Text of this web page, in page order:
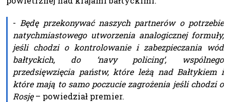
- Będę przekonywać naszych partnerów o potrzebie
natychmiastowego utworzenia analogicznej formuły,
jeśli chodzi o kontrolowanie i zabezpieczania wód
bałtyckich, do ‘navy policing’, wspólnego
przedsięwzięcia państw, które leżą nad Bałtykiem i
które mają to samo poczucie zagrożenia jeśli chodzi o
Rosję– powiedział premier.